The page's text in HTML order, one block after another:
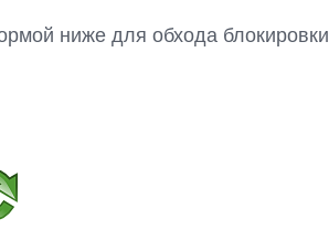
ниже для обхода блокировки